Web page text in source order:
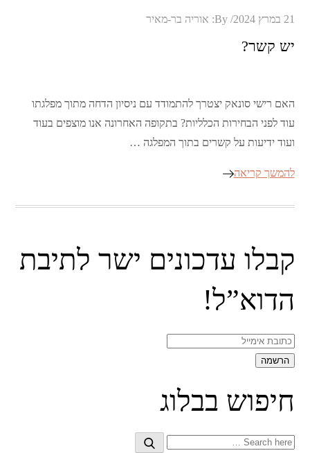
Posted
21 במרץ 2024 By: אוריה בר-מאיר
יש קשר?
האם רישי סונאק יצטרך להתמודד עם ניסיון הדחה מתוך מפלגתו
עוד לפני הבחירות הכלליות? בתקופה האחרונה אנו מוצפים בעוד
ועוד ידיעות על קשרים בתוך המפלגה …
להמשך קריאה
קבלו עדכונים ישר לתיבת
הדוא”ל!
חיפוש בבלוג
Search
Search